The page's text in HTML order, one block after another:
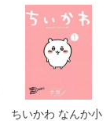
ちいかわ なんか小